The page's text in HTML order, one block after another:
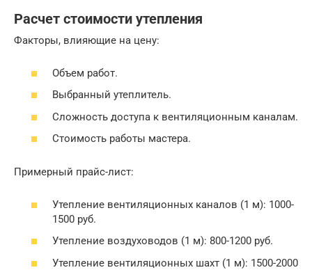
Расчет стоимости утепления
Факторы, влияющие на цену:
Объем работ.
Выбранный утеплитель.
Сложность доступа к вентиляционным каналам.
Стоимость работы мастера.
Примерный прайс-лист:
Утепление вентиляционных каналов (1 м): 1000-
1500 руб.
Утепление воздуховодов (1 м): 800-1200 руб.
Утепление вентиляционных шахт (1 м): 1500-2000